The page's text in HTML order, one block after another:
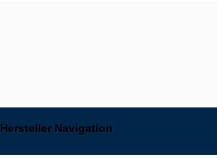
Hersteller Navigation